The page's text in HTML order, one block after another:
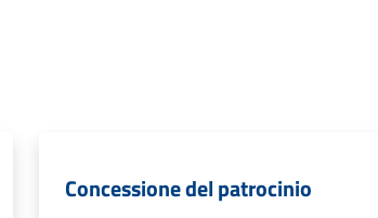
Concessione del patrocinio